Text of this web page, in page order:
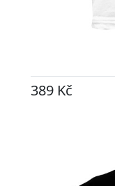
389 Kč